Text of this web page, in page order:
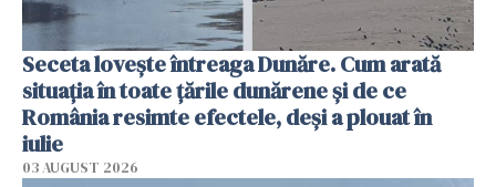
Seceta lovește întreaga Dunăre. Cum arată
situația în toate țările dunărene și de ce
România resimte efectele, deși a plouat în
iulie
03 AUGUST 2026